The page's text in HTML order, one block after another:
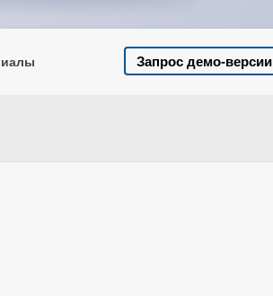
Запрос демо-версии